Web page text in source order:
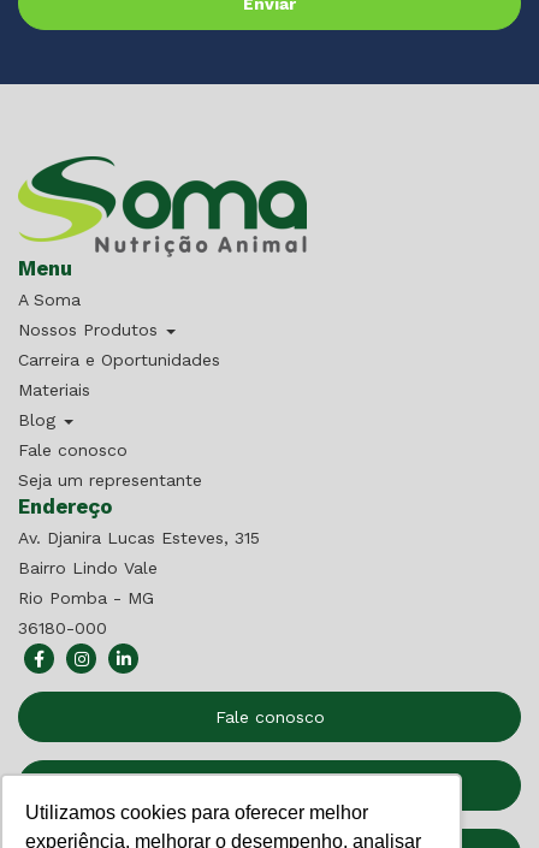
Utilizamos cookies para oferecer melhor
experiência, melhorar o desempenho, analisar
Menu
A Soma
Nossos Produtos
Carreira e Oportunidades
Materiais
Blog
Fale conosco
Seja um representante
Endereço
Av. Djanira Lucas Esteves, 315
Bairro Lindo Vale
Rio Pomba - MG
36180-000
Fale conosco